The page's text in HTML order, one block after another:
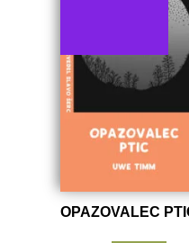
OPAZOVALEC